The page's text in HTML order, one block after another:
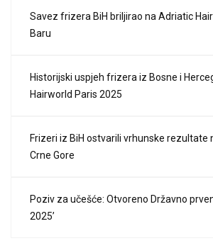
Savez frizera BiH briljirao na Adriatic
Baru
Historijski uspjeh frizera iz Bosne i
Hairworld Paris 2025
Frizeri iz BiH ostvarili vrhunske rezultate
Crne Gore
Poziv za učešće: Otvoreno Državno
2025’